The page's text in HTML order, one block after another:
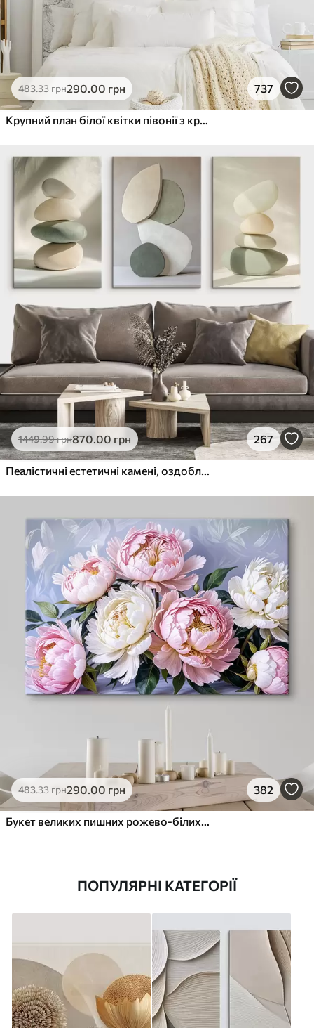
483.33грн290.00 грн 737
Крупний план білої квітки півонії з крапельками води на пелюстках на розмитому фоні
1449.99грн870.00 грн 267
Пеалістичні естетичні камені, оздоблення будинку, природне освітлення
483.33грн290.00 грн 382
Букет великих пишних рожево-білих квітів півонії із зеленим листям на м’якому розмитому фоні
ПОПУЛЯРНІ КАТЕГОРІЇ